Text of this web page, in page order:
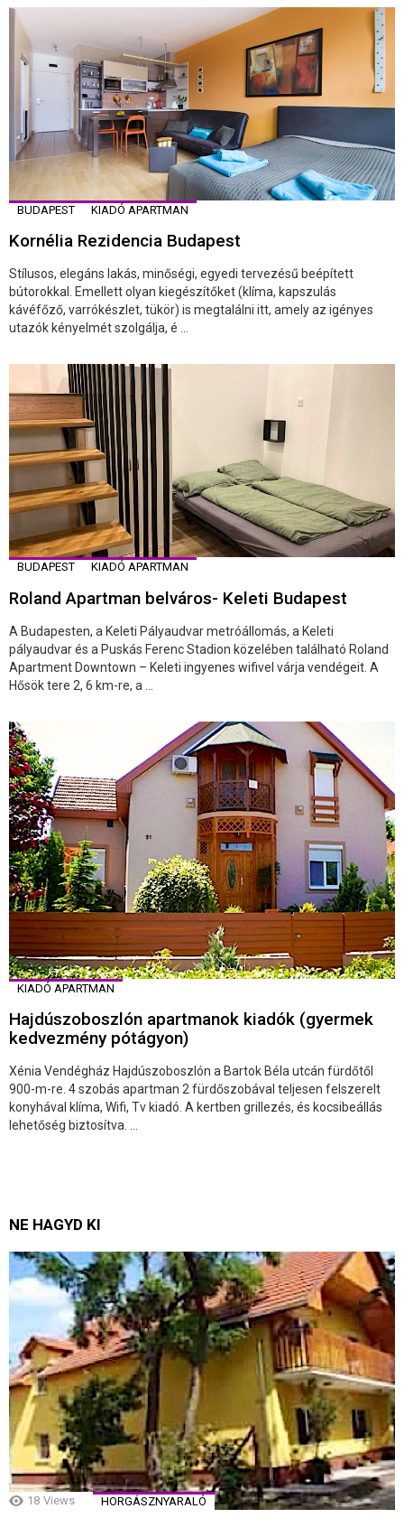
BUDAPEST KIADÓ APARTMAN
Kornélia Rezidencia Budapest
Stílusos, elegáns lakás, minőségi, egyedi tervezésű beépített
bútorokkal. Emellett olyan kiegészítőket (klíma, kapszulás
kávéfőző, varrókészlet, tükör) is megtalálni itt, amely az igényes
utazók kényelmét szolgálja, é ...
BUDAPEST KIADÓ APARTMAN
Roland Apartman belváros- Keleti Budapest
A Budapesten, a Keleti Pályaudvar metróállomás, a Keleti
pályaudvar és a Puskás Ferenc Stadion közelében található Roland
Apartment Downtown – Keleti ingyenes wifivel várja vendégeit. A
Hősök tere 2, 6 km-re, a ...
KIADÓ APARTMAN
Hajdúszoboszlón apartmanok kiadók (gyermek
kedvezmény pótágyon)
Xénia Vendégház Hajdúszoboszlón a Bartok Béla utcán fürdőtől
900-m-re. 4 szobás apartman 2 fürdőszobával teljesen felszerelt
konyhával klíma, Wifi, Tv kiadó. A kertben grillezés, és kocsibeállás
lehetőség biztosítva. ...
NE HAGYD KI
18 Views HORGÁSZNYARALÓ